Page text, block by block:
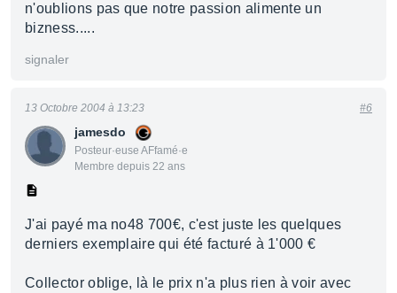
n'oublions pas que notre passion alimente un
bizness.....
signaler
jamesdo
Posteur·euse AFfamé·e
Membre depuis 22 ans
13 Octobre 2004 à 13:23 #6
J'ai payé ma no48 700€, c'est juste les quelques
derniers exemplaire qui été facturé à 1'000 €
Collector oblige, là le prix n'a plus rien à voir avec